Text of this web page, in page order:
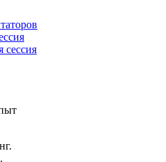
сессия